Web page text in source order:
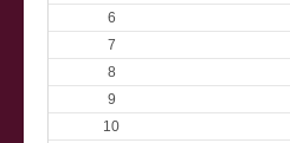
6
7
8
9
10